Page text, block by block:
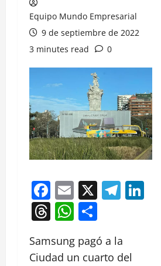
Equipo Mundo Empresarial
9 de septiembre de 2022
3 minutes read
0
Facebook
Email
X
Threads
WhatsApp
Samsung pagó a la
Ciudad un cuarto del